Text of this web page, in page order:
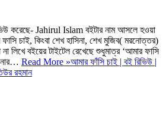
করেছে- Jahirul Islam বইটার নাম আসলে হওয়া
চাই, কিংবা শেখ হাসিনা, শেখ মুজিব( মরনোত্তর)
লিখে বইয়ের টাইটেল রেখেছে শুধুমাত্র ‘আমার ফাসি
Read More »আমার ফাঁসি চাই | বই রিভিউ |
রহমান